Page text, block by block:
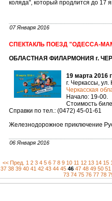
коляда", который продлится до 17
07 Января 2016
СПЕКТАКЛЬ ПОЕЗД "ОДЕССА-
ОБЛАСТНАЯ ФИЛАРМОНИЯ г.
19 марта 2016
г. Черкассы,
Черкасская
Начало: 19-00.
Стоимость
Справки по тел.: (0472) 45-01-61
Железнодорожное приключение
06 Января 2016
<< Пред. 1 2 3 4 5 6 7 8 9 10 11 12 13 14 15
37 38 39 40 41 42 43 44 45 46 47 48 49 50 51
73 74 75 76 77 78